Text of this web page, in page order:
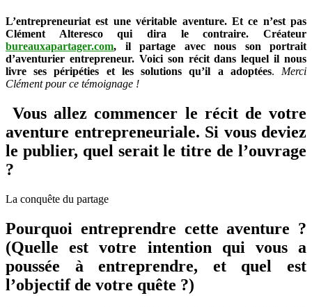
partage
:
l’aventure
entrepreneuriale
de
–
bureauxapartager.com
L’entrepreneuriat est une véritable aventure. Et ce n’est pas
Clément Alteresco qui dira le contraire. Créateur
bureauxapartager.com, il partage avec nous son portrait
d’aventurier entrepreneur. Voici son récit dans lequel il nous
livre ses péripéties et les solutions qu’il a adoptées. Merci
Clément pour ce témoignage !
Vous allez commencer le récit de votre
aventure entrepreneuriale. Si vous deviez
le publier, quel serait le titre de l’ouvrage
?
La conquête du partage
Pourquoi entreprendre cette aventure ?
(Quelle est votre intention qui vous a
poussée à entreprendre, et quel est
l’objectif de votre quête ?)